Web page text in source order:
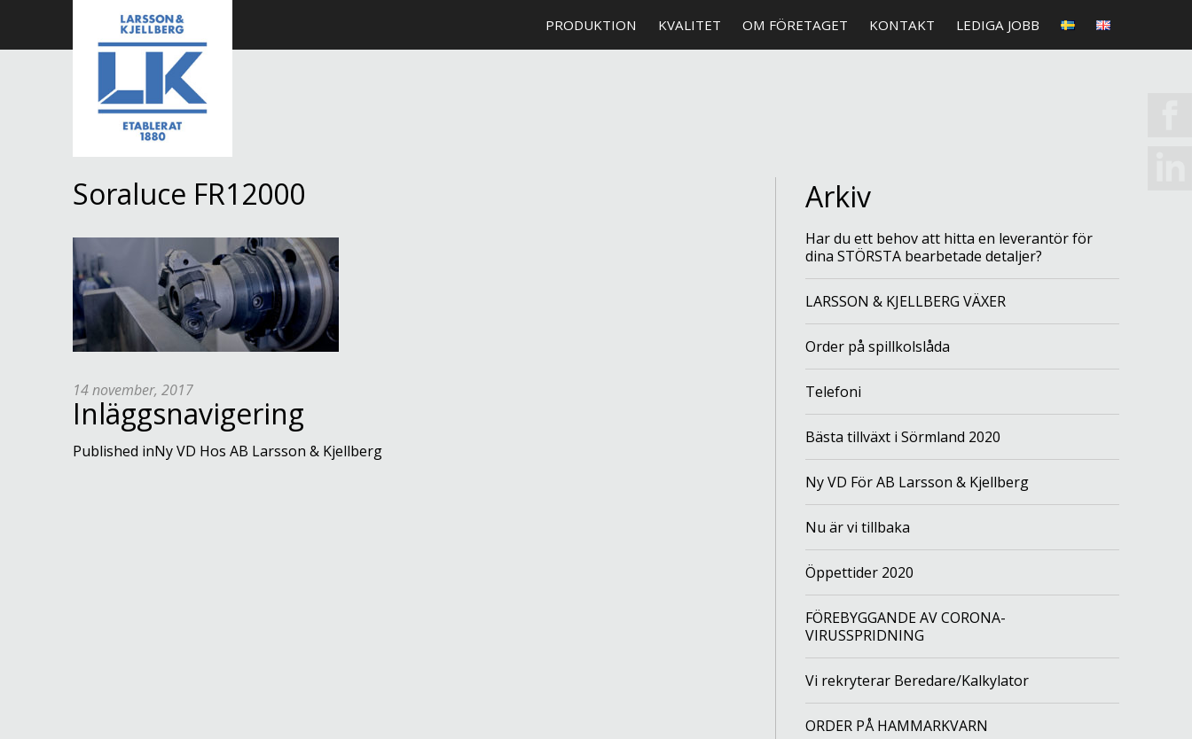
PRODUKTION KVALITET OM FÖRETAGET KONTAKT LEDIGA JOBB
Soraluce FR12000
14 november, 2017
Inläggsnavigering
Published inNy VD Hos AB Larsson & Kjellberg
Arkiv
Har du ett behov att hitta en leverantör för
dina STÖRSTA bearbetade detaljer?
LARSSON & KJELLBERG VÄXER
Order på spillkolslåda
Telefoni
Bästa tillväxt i Sörmland 2020
Ny VD För AB Larsson & Kjellberg
Nu är vi tillbaka
Öppettider 2020
FÖREBYGGANDE AV CORONA-
VIRUSSPRIDNING
Vi rekryterar Beredare/Kalkylator
ORDER PÅ HAMMARKVARN